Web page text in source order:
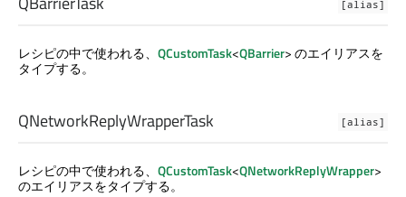
[alias]
レシピの中で使われる、 QCustomTask<QBarrier> のエイリアスを
タイプする。
[alias]
QNetworkReplyWrapperTask
レシピの中で使われる、 QCustomTask<QNetworkReplyWrapper>
のエイリアスをタイプする。